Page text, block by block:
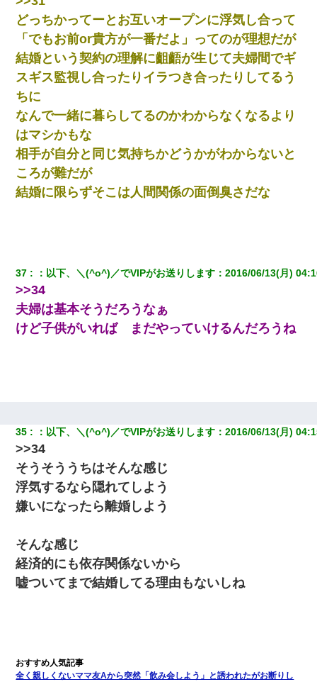
どっちかってーとお互いオープンに浮気し合って
「でもお前or貴方が一番だよ」ってのが理想だが
結婚という契約の理解に齟齬が生じて夫婦間でギ
スギス監視し合ったりイラつき合ったりしてるう
ちに
なんで一緒に暮らしてるのかわからなくなるより
はマシかもな
相手が自分と同じ気持ちかどうかがわからないと
ころが難だが
結婚に限らずそこは人間関係の面倒臭さだな
37 ： 以下、＼(^o^)／でVIPがお送りします ：2016/06/13(月)
>>34
夫婦は基本そうだろうなぁ
けど子供がいれば まだやっていけるんだろうね
35 ： 以下、＼(^o^)／でVIPがお送りします ：2016/06/13(月)
>>34
そうそううちはそんな感じ
浮気するなら隠れてしよう
嫌いになったら離婚しよう
そんな感じ
経済的にも依存関係ないから
嘘ついてまで結婚してる理由もないしね
全く親しくないママ友Aから突然「飲み会しよう」と誘われたがお断りし